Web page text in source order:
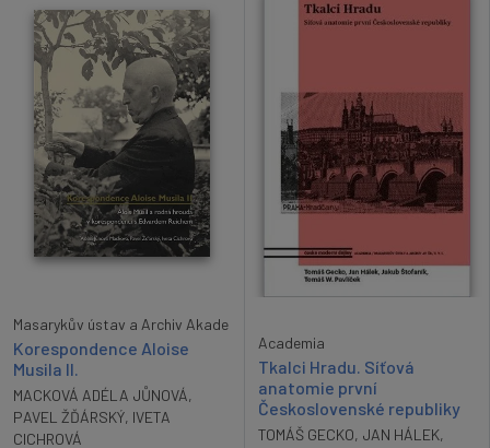
Masarykův ústav a Archiv Akade
Korespondence Aloise
Musila II.
MACKOVÁ ADÉLA JŮNOVÁ,
PAVEL ŽĎÁRSKÝ, IVETA
CICHROVÁ
Academia
Tkalci Hradu. Síťová
anatomie první
Československé republiky
TOMÁŠ GECKO, JAN HÁLEK,